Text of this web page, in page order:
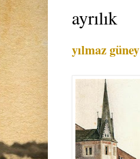
ayrılık
yılmaz güney